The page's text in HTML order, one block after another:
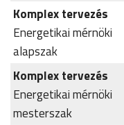
Komplex tervezés
Energetikai mérnöki
alapszak
Komplex tervezés
Energetikai mérnöki
mesterszak